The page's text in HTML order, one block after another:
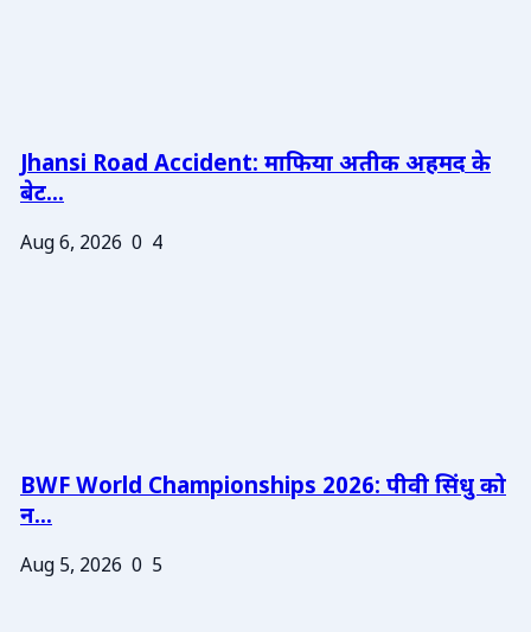
Jhansi Road Accident: माफिया अतीक अहमद के
बेट...
Aug 6, 2026 0 4
BWF World Championships 2026: पीवी सिंधु को
न...
Aug 5, 2026 0 5